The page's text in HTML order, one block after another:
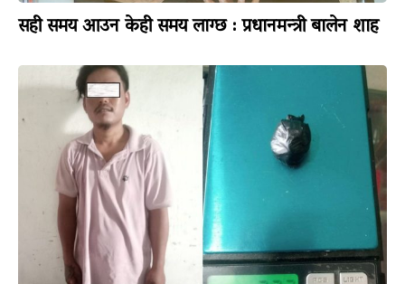
सही समय आउन केही समय लाग्छ : प्रधानमन्त्री बालेन शाह